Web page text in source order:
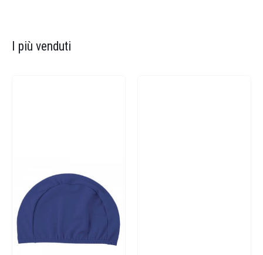
I più venduti